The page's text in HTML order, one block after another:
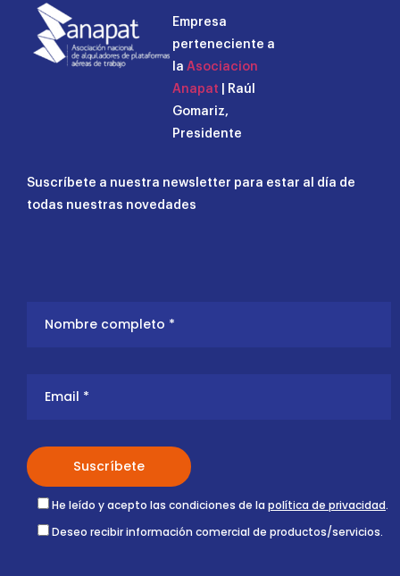
Empresa
perteneciente a
la Asociacion
Anapat | Raúl
Gomariz,
Presidente
Suscríbete a nuestra newsletter para estar al día de
todas nuestras novedades
He leído y acepto las condiciones de la política de privacidad.
Deseo recibir información comercial de productos/servicios.